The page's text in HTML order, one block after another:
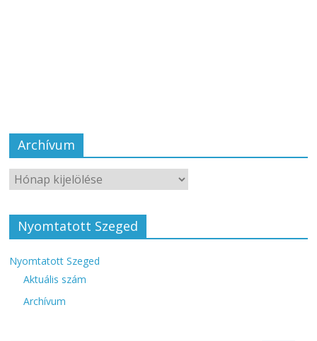
Archívum
Nyomtatott Szeged
Nyomtatott Szeged
Aktuális szám
Archívum